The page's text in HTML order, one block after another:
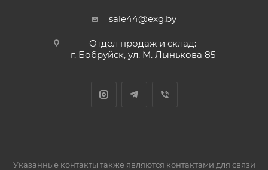
sale44@exg.by
Отдел продаж и склад:
г. Бобруйск, ул. М. Лынькова 85
Указанные контакты также являются контактами для связи